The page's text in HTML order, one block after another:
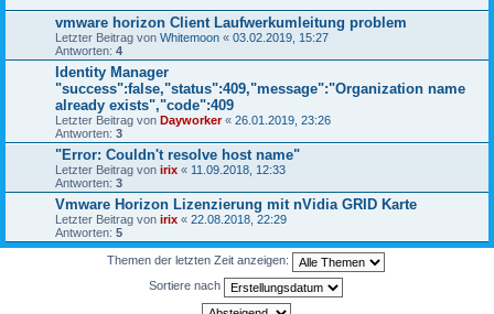
vmware horizon Client Laufwerkumleitung problem
Letzter Beitrag von Whitemoon « 03.02.2019, 15:27
Antworten: 4
Identity Manager
"success":false,"status":409,"message":"Organization name
already exists","code":409
Letzter Beitrag von Dayworker« 26.01.2019, 23:26
Antworten: 3
"Error: Couldn't resolve host name"
Letzter Beitrag von irix « 11.09.2018, 12:33
Antworten: 3
Vmware Horizon Lizenzierung mit nVidia GRID Karte
Letzter Beitrag von irix « 22.08.2018, 22:29
Antworten: 5
Themen der letzten Zeit anzeigen:
Sortiere nach